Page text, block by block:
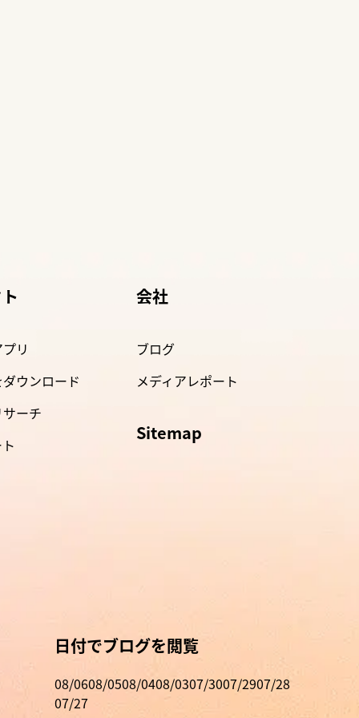
リ
ウンロード
ーチ
会社
ブログ
メディアレポート
Sitemap
日付でブログを閲覧
08/0608/0508/0408/0307/3007/2907/28
07/27